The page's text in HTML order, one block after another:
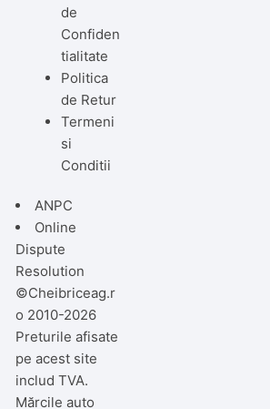
de
Confiden
tialitate
Politica
de Retur
Termeni
si
Conditii
ANPC
Online
Dispute
Resolution
©Cheibriceag.r
o 2010-2026
Preturile afisate
pe acest site
includ TVA.
Mărcile auto